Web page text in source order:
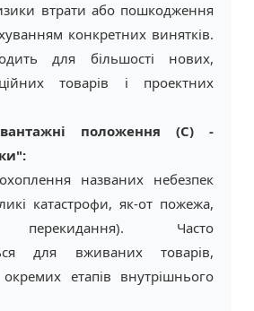
втрати або пошкодження
конкретних винятків.
для більшості нових,
товарів і проектних
вантажні положення (C) -
названих небезпек
катастрофи, як-от пожежа,
перекидання). Часто
для вживаних товарів,
етапів внутрішнього